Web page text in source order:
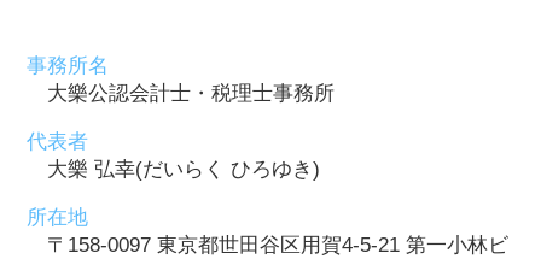
事務所名
大樂公認会計士・税理士事務所
代表者
大樂 弘幸(だいらく ひろゆき)
所在地
〒158-0097 東京都世田谷区用賀4-5-21 第一小林ビ